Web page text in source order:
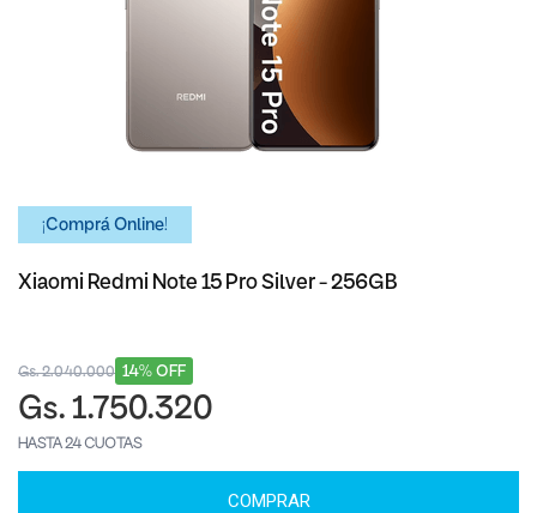
¡Comprá Online!
Xiaomi Redmi Note 15 Pro Silver - 256GB
14% OFF
Gs. 2.040.000
Gs. 1.750.320
HASTA 24 CUOTAS
COMPRAR